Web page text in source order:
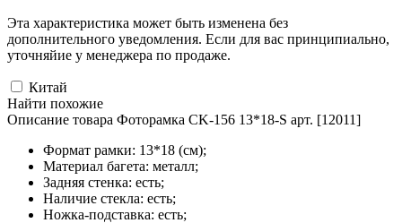
Эта характеристика может быть изменена без
дополнительного уведомления. Если для вас принципиально,
уточняйие у менеджера по продаже.
Китай
Найти похожие
Описание товара Фоторамка CK-156 13*18-S арт. [12011]
Формат рамки: 13*18 (см);
Материал багета: металл;
Задняя стенка: есть;
Наличие стекла: есть;
Ножка-подставка: есть;